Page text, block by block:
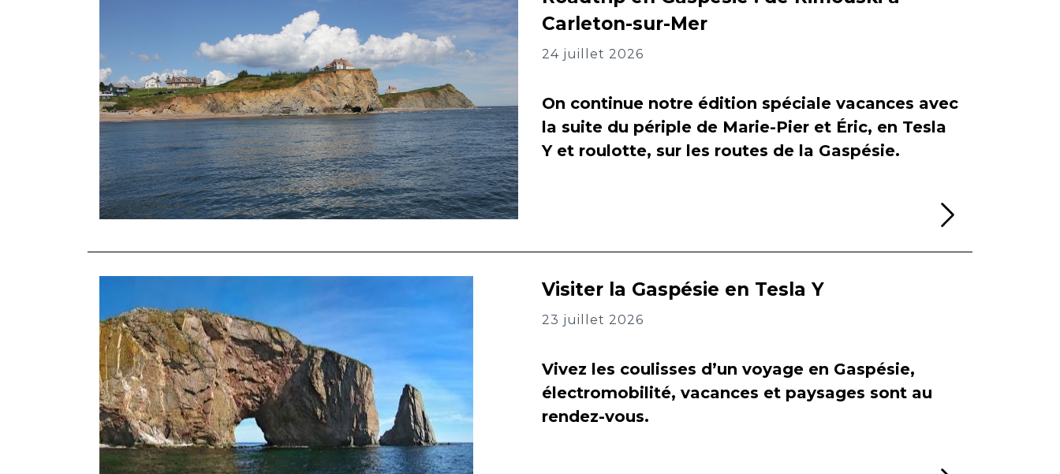
Carleton-sur-Mer
24 juillet 2026
On continue notre édition spéciale vacances avec
la suite du périple de Marie-Pier et Éric, en Tesla
Y et roulotte, sur les routes de la Gaspésie.
Visiter la Gaspésie en Tesla Y
23 juillet 2026
Vivez les coulisses d’un voyage en Gaspésie,
électromobilité, vacances et paysages sont au
rendez-vous.